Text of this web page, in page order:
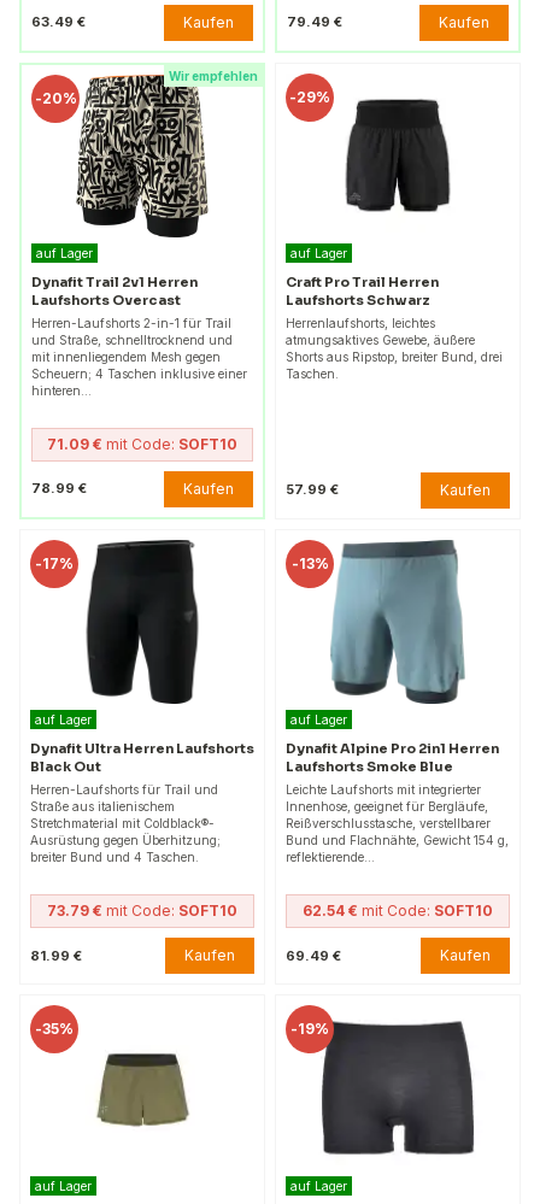
63.49 € Kaufen 79.49 € Kaufen
Wir empfehlen
-20%
auf Lager
Dynafit Trail 2v1 Herren
Laufshorts Overcast
Herren-Laufshorts 2-in-1 für Trail
und Straße, schnelltrocknend und
mit innenliegendem Mesh gegen
Scheuern; 4 Taschen inklusive einer
hinteren…
71.09 € mit Code: SOFT10
78.99 € Kaufen
-29%
auf Lager
Craft Pro Trail Herren
Laufshorts Schwarz
Herrenlaufshorts, leichtes
atmungsaktives Gewebe, äußere
Shorts aus Ripstop, breiter Bund, drei
Taschen.
57.99 € Kaufen
-17%
auf Lager
Dynafit Ultra Herren Laufshorts
Black Out
Herren-Laufshorts für Trail und
Straße aus italienischem
Stretchmaterial mit Coldblack®-
Ausrüstung gegen Überhitzung;
breiter Bund und 4 Taschen.
73.79 € mit Code: SOFT10
81.99 € Kaufen
-13%
auf Lager
Dynafit Alpine Pro 2in1 Herren
Laufshorts Smoke Blue
Leichte Laufshorts mit integrierter
Innenhose, geeignet für Bergläufe,
Reißverschlusstasche, verstellbarer
Bund und Flachnähte, Gewicht 154 g,
reflektierende…
62.54 € mit Code: SOFT10
69.49 € Kaufen
-35%
auf Lager
-19%
auf Lager